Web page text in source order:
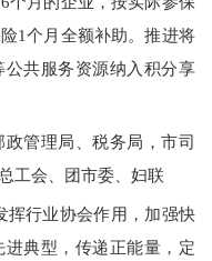
1个月全额补助。推进将
共服务资源纳入积分享
管理局、税务局，市司
工会、团市委、妇联
挥行业协会作用，加强快
典型，传递正能量，定